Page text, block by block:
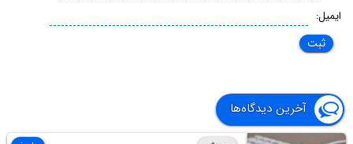
ایمیل:
آخرین دیدگاه‌ها